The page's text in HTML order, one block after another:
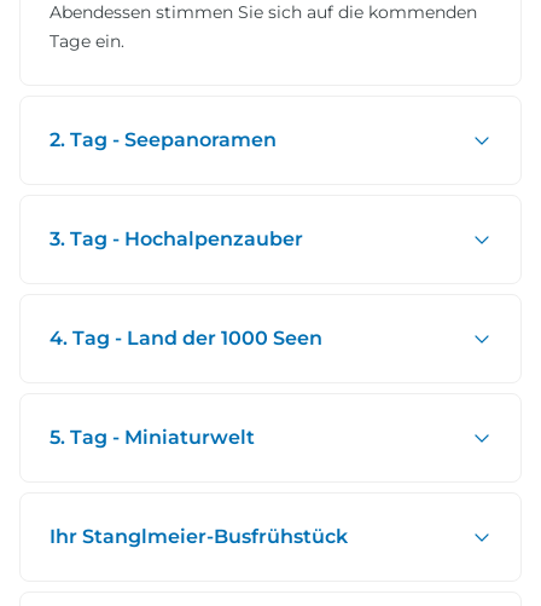
Abendessen stimmen Sie sich auf die kommenden
Tage ein.
2. Tag - Seepanoramen
3. Tag - Hochalpenzauber
4. Tag - Land der 1000 Seen
5. Tag - Miniaturwelt
Ihr Stanglmeier-Busfrühstück